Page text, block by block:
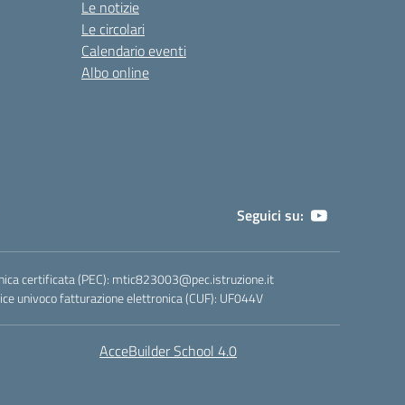
Le notizie
Le circolari
Calendario eventi
Albo online
Seguici su:
certificata (PEC): mtic823003@pec.istruzione.it
univoco fatturazione elettronica (CUF): UF044V
AcceBuilder School 4.0